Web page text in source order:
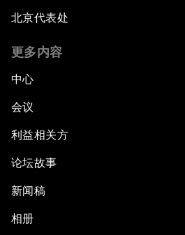
北京代表处
更多内容
中心
会议
利益相关方
论坛故事
新闻稿
相册